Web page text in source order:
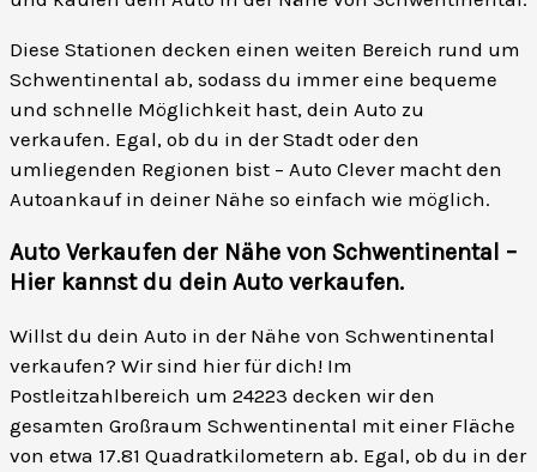
Diese Stationen decken einen weiten Bereich rund um
Schwentinental ab, sodass du immer eine bequeme
und schnelle Möglichkeit hast, dein Auto zu
verkaufen. Egal, ob du in der Stadt oder den
umliegenden Regionen bist – Auto Clever macht den
Autoankauf in deiner Nähe so einfach wie möglich.
Auto Verkaufen der Nähe von Schwentinental –
Hier kannst du dein Auto verkaufen.
Willst du dein Auto in der Nähe von Schwentinental
verkaufen? Wir sind hier für dich! Im
Postleitzahlbereich um 24223 decken wir den
gesamten Großraum Schwentinental mit einer Fläche
von etwa 17.81 Quadratkilometern ab. Egal, ob du in der